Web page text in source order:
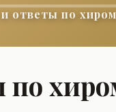
ответы по
по